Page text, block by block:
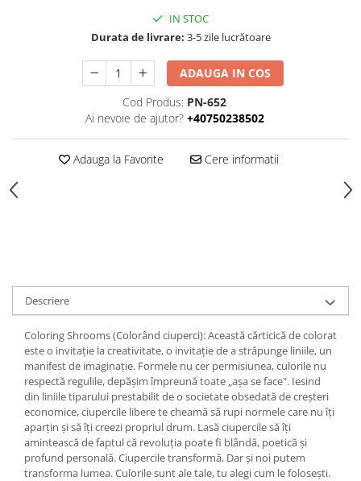
IN STOC
Durata de livrare: 3-5 zile lucrătoare
ADAUGA IN COS
Cod Produs: PN-652
Ai nevoie de ajutor? +40750238502
Adauga la Favorite Cere informatii
Descriere
Coloring Shrooms (Colorând ciuperci): Această cărticică de colorat
este o invitație la creativitate, o invitație de a străpunge liniile, un
manifest de imaginație. Formele nu cer permisiunea, culorile nu
respectă regulile, depășim împreună toate „așa se face". Iesind
din liniile tiparului prestabilit de o societate obsedată de creșteri
economice, ciupercile libere te cheamă să rupi normele care nu îți
aparțin și să îți creezi propriul drum. Lasă ciupercile să îți
amintească de faptul că revoluția poate fi blândă, poetică și
profund personală. Ciupercile transformă. Dar și noi putem
transforma lumea. Culorile sunt ale tale, tu alegi cum le folosești.